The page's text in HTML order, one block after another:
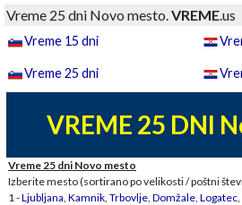
Vreme 25 dni Novo mesto.VREME.us
Vreme 15 dni
Vreme 25 dni
VREME 25 DNI
Vreme 25 dni Novo mesto
Izberite mesto (sortirano po velikosti / poštni
1 -Ljubljana, Kamnik, Trbovlje, Domžale, Logatec,